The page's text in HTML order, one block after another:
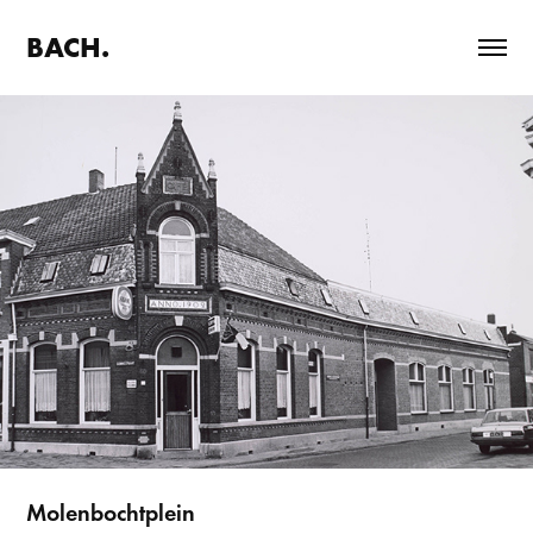
BACH.
Molenbochtplein